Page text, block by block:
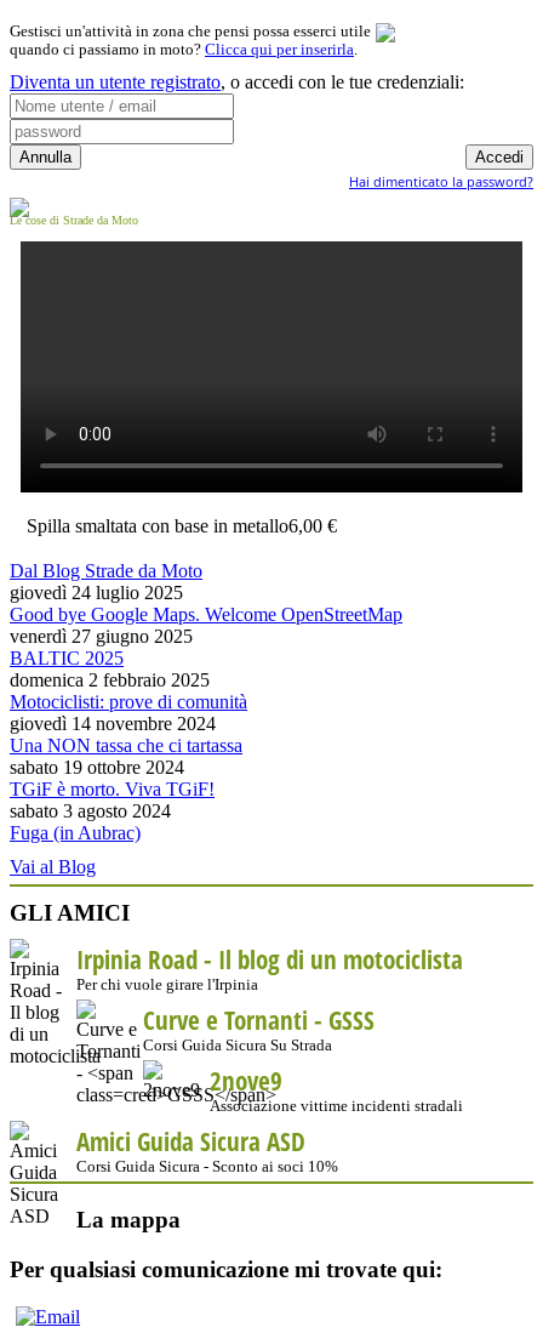
Gestisci un'attività in zona che pensi possa esserci utile
quando ci passiamo in moto? Clicca qui per inserirla.
Diventa un utente registrato, o accedi con le tue credenziali:
Hai dimenticato la password?
Le cose di Strade da Moto
Spilla smaltata con base in metallo6,00 €
Dal Blog Strade da Moto
giovedì 24 luglio 2025
Good bye Google Maps. Welcome OpenStreetMap
venerdì 27 giugno 2025
BALTIC 2025
domenica 2 febbraio 2025
Motociclisti: prove di comunità
giovedì 14 novembre 2024
Una NON tassa che ci tartassa
sabato 19 ottobre 2024
TGiF è morto. Viva TGiF!
sabato 3 agosto 2024
Fuga (in Aubrac)
Vai al Blog
GLI AMICI
Irpinia Road - Il blog di un motociclista
Per chi vuole girare l'Irpinia
Curve e Tornanti - GSSS
Corsi Guida Sicura Su Strada
2nove9
Associazione vittime incidenti stradali
Amici Guida Sicura ASD
Corsi Guida Sicura - Sconto ai soci 10%
La mappa
Per qualsiasi comunicazione mi trovate qui: